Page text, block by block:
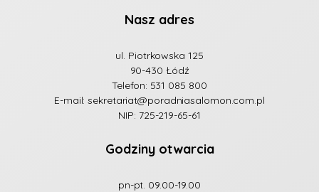
Nasz adres
ul. Piotrkowska 125
90-430 Łódź
Telefon: 531 085 800
E-mail:sekretariat@poradniasalomon.com.pl
NIP: 725-219-65-61
Godziny otwarcia
pn-pt. 09.00-19.00